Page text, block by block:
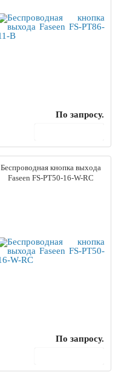
По запросу.
Беспроводная кнопка выхода
Faseen FS-PT50-16-W-RC
По запросу.